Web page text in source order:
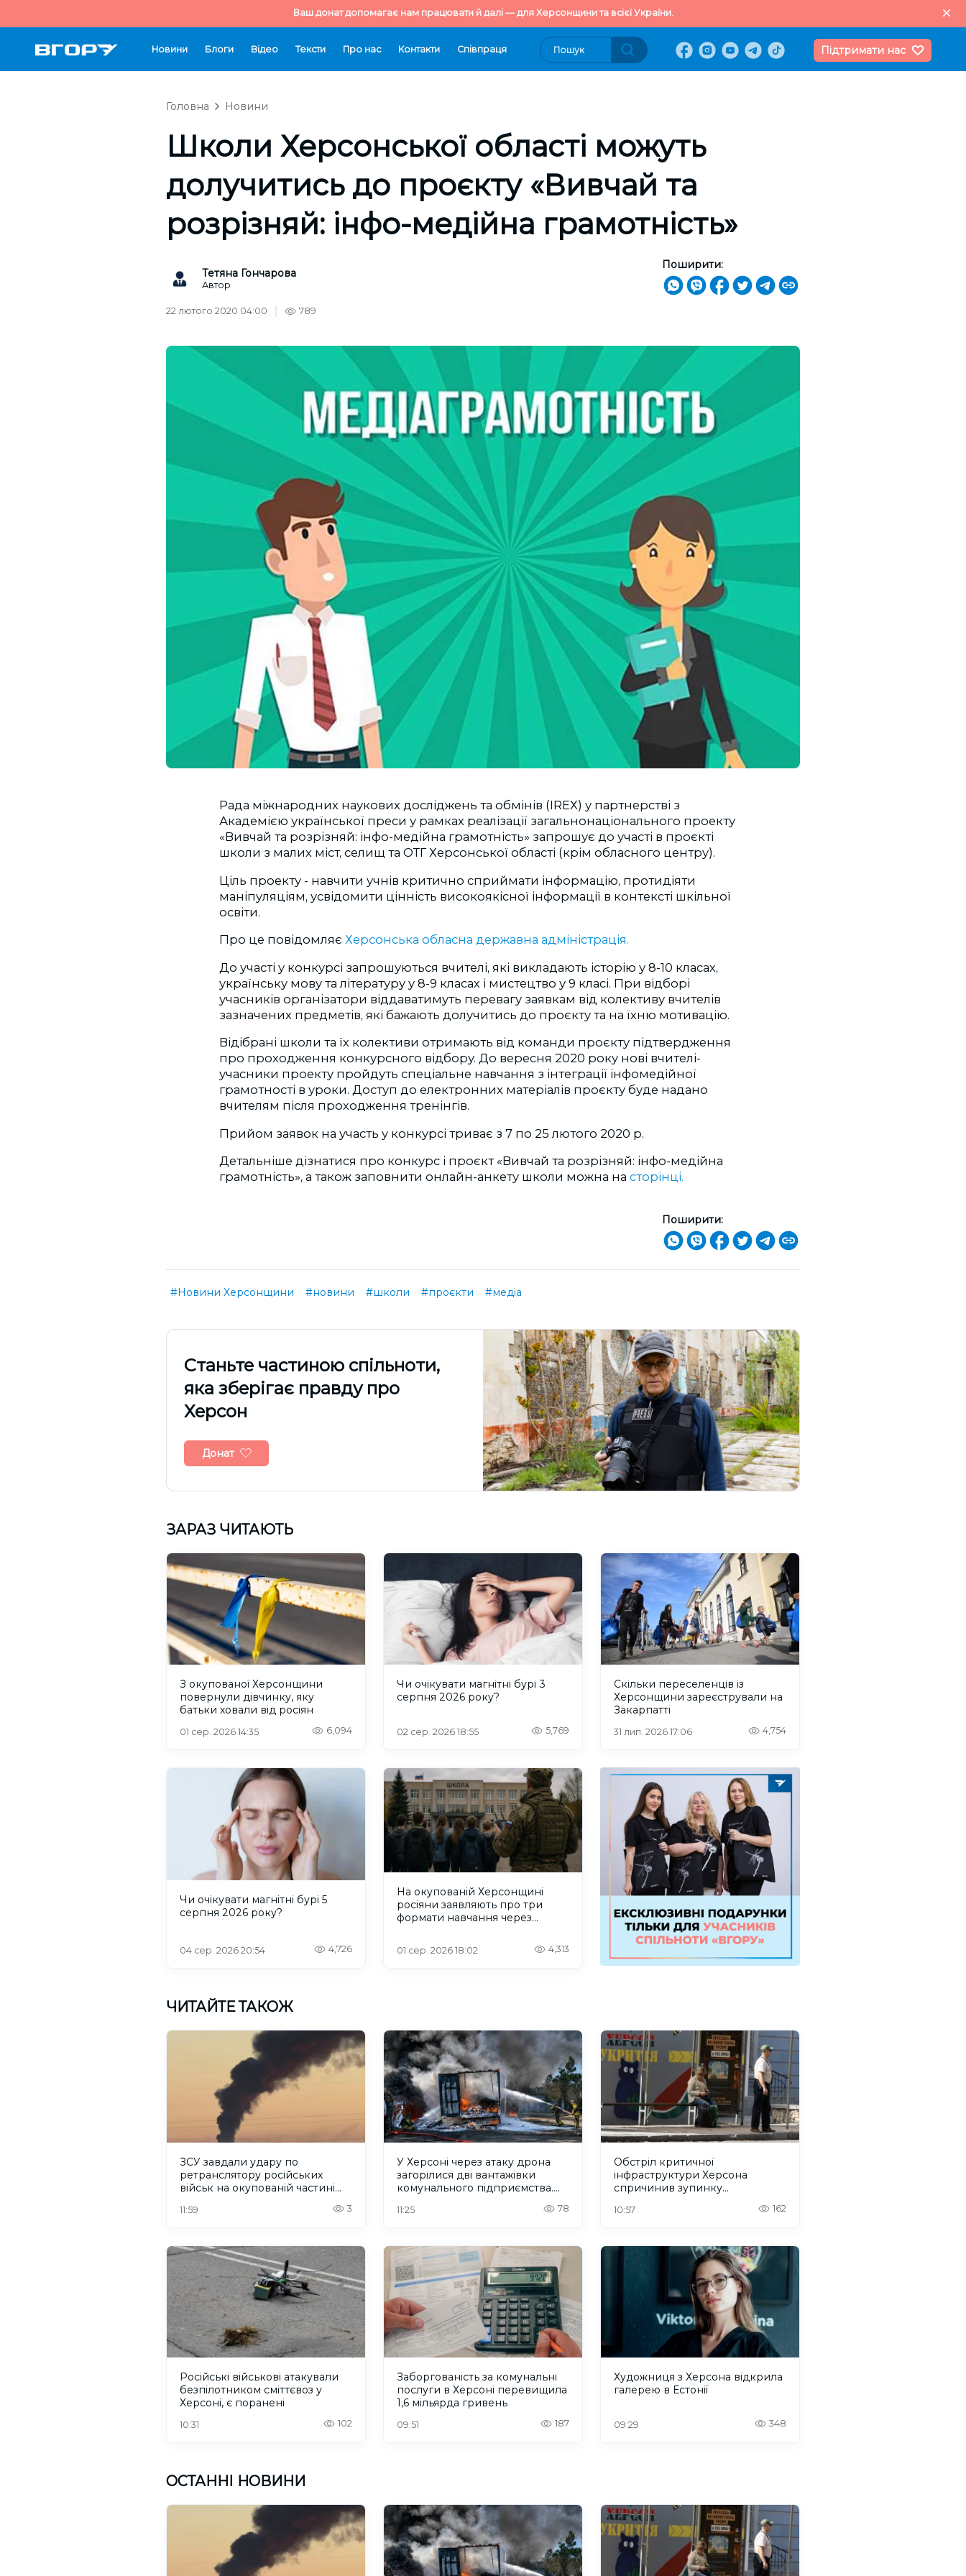
Ваш донат допомагає нам працювати й далі — для Херсонщини та всієї України.
Новини Блоги Відео Тексти Про нас Контакти Cпівпраця Підтримати нас
Головна Новини
Школи Херсонської області можуть
долучитись до проєкту «Вивчай та
розрізняй: інфо-медійна грамотність»
Тетяна Гончарова
Автор
Поширити:
22 лютого 2020 04:00 789
Рада міжнародних наукових досліджень та обмінів (ІRЕХ) у партнерстві з
Академією української преси у рамках реалізації загальнонаціонального проекту
«Вивчай та розрізняй: інфо-медійна грамотність» запрошує до участі в проєкті
школи з малих міст, селищ та ОТГ Херсонської області (крім обласного центру).
Ціль проекту - навчити учнів критично сприймати інформацію, протидіяти
маніпуляціям, усвідомити цінність високоякісної інформації в контексті шкільної
освіти.
Про це повідомляє Херсонська обласна державна адміністрація.
До участі у конкурсі запрошуються вчителі, які викладають історію у 8-10 класах,
українську мову та літературу у 8-9 класах і мистецтво у 9 класі. При відборі
учасників організатори віддаватимуть перевагу заявкам від колективу вчителів
зазначених предметів, які бажають долучитись до проєкту та на їхню мотивацію.
Відібрані школи та їх колективи отримають від команди проєкту підтвердження
про проходження конкурсного відбору. До вересня 2020 року нові вчителі-
учасники проекту пройдуть спеціальне навчання з інтеграції інфомедійної
грамотності в уроки. Доступ до електронних матеріалів проєкту буде надано
вчителям після проходження тренінгів.
Прийом заявок на участь у конкурсі триває з 7 по 25 лютого 2020 р.
Детальніше дізнатися про конкурс і проєкт «Вивчай та розрізняй: інфо-медійна
грамотність», а також заповнити онлайн-анкету школи можна на сторінці.
Поширити:
#Новини Херсонщини #новини #школи #проєкти #медіа
Cтаньте частиною спільноти,
яка зберігає правду про
Херсон
Донат
ЗАРАЗ ЧИТАЮТЬ
З окупованої Херсонщини
повернули дівчинку, яку
батьки ховали від росіян
01 сер. 2026 14:35 6,094
Чи очікувати магнітні бурі 3
серпня 2026 року?
02 сер. 2026 18:55 5,769
Скільки переселенців із
Херсонщини зареєстрували на
Закарпатті
31 лип. 2026 17:06 4,754
Чи очікувати магнітні бурі 5
серпня 2026 року?
04 сер. 2026 20:54 4,726
На окупованій Херсонщині
росіяни заявляють про три
формати навчання через
01 сер. 2026 18:02 4,313
ЧИТАЙТЕ ТАКОЖ
ЗСУ завдали удару по
ретранслятору російських
військ на окупованій частині
11:59 3
У Херсоні через атаку дрона
загорілися дві вантажівки
комунального підприємства.
11:25 78
Обстріл критичної
інфраструктури Херсона
спричинив зупинку
зв'язком
10:57 162
Російські військові атакували
безпілотником сміттєвоз у
Херсоні, є поранені
10:31 102
Заборгованість за комунальні
послуги в Херсоні перевищила
1,6 мільярда гривень
09:51 187
Художниця з Херсона відкрила
галерею в Естонії
09:29 348
ОСТАННІ НОВИНИ